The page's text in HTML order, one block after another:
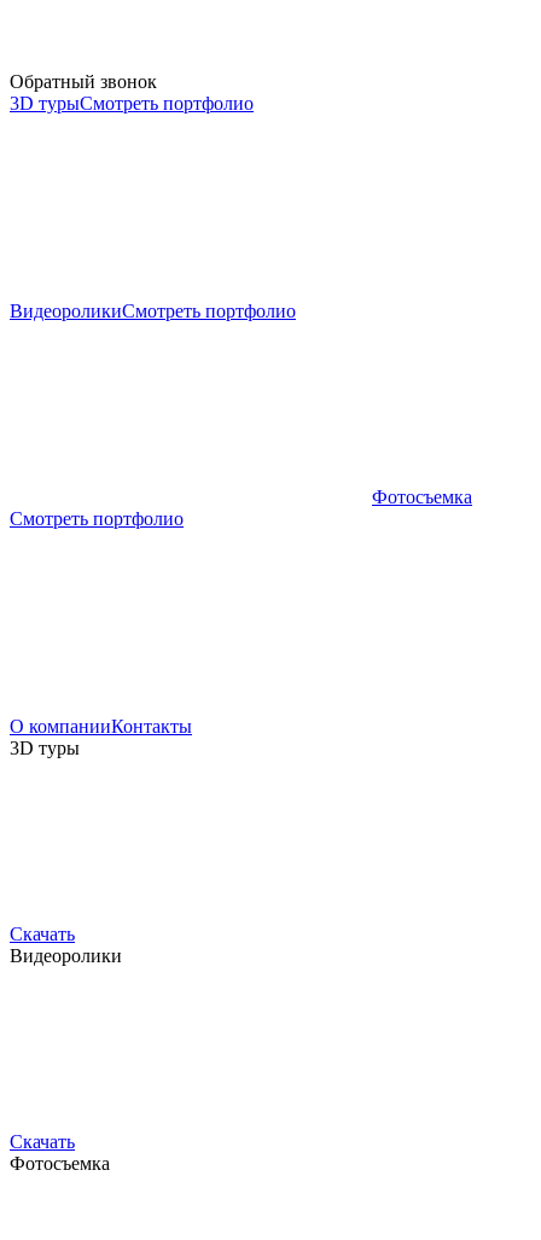
Обратный звонок
3D турыСмотреть портфолио
ВидеороликиСмотреть портфолио
Фотосъемка
Смотреть портфолио
О компанииКонтакты
3D туры
Скачать
Видеоролики
Скачать
Фотосъемка